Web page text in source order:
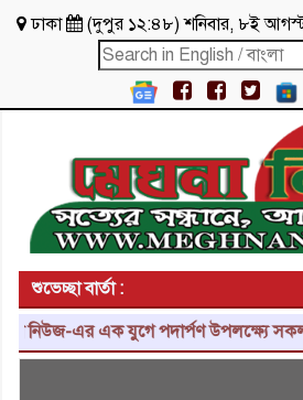
ঢাকা (দুপুর ১২:৪৮)শনিবার, ৮ই আগস্ট,
শুভেচ্ছা বার্তা :
এর এক যুগে পদার্পণ উপলক্ষ্যে সকল